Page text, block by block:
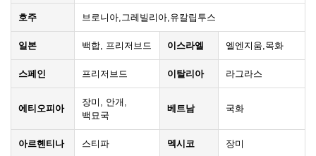
호주 브로니아,그레빌리아,유칼립투스
일본 백합, 프리저브드 이스라엘 엘엔지움,목화
스페인 프리저브드 이탈리아 라그라스
에티오피아
장미, 안개,
백묘국
베트남 국화
아르헨티나 스티파 멕시코 장미